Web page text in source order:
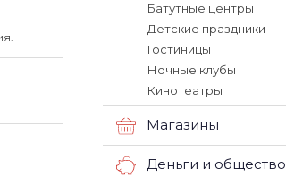
Батутные центры
Детские праздники
Гостиницы
Ночные клубы
Кинотеатры
Магазины
Деньги и общество